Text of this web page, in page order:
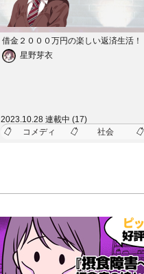
借金２０００万円の楽しい返済生活！
星野芽衣
2023.10.28 連載中 (17)
コメディ
社会